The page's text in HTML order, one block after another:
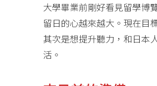
大學畢業前剛好看見留學博
留日的心越來越大。現在目
其次是想提升聽力，和日本
活。